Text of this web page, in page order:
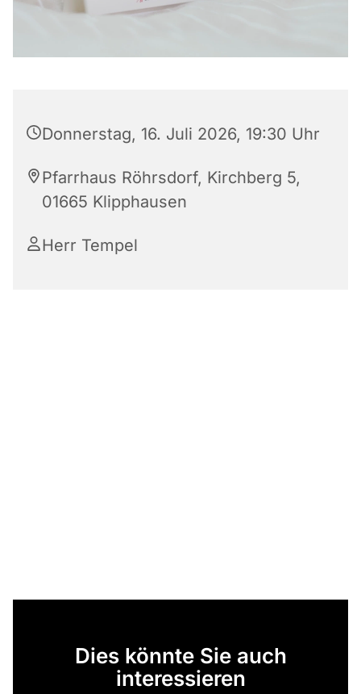
Donnerstag, 16. Juli 2026, 19:30 Uhr
Pfarrhaus Röhrsdorf, Kirchberg 5,
01665 Klipphausen
Herr Tempel
Dies könnte Sie auch
interessieren